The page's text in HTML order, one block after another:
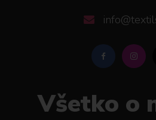
Všetko o